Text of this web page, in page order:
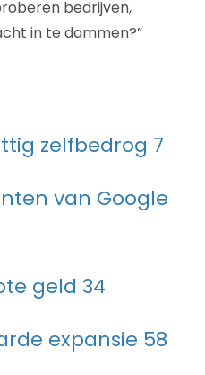
bedrijven,
in te dammen?”
zelfbedrog 7
van Google
geld 34
expansie 58